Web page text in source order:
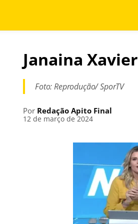
Janaina Xavier
Foto: Reprodução/ SporTV
Por Redação Apito Final
12 de março de 2024